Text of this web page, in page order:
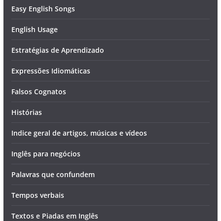
Easy English Songs
English Usage
Estratégias de Aprendizado
Expressões Idiomáticas
Falsos Cognatos
Histórias
Indice geral de artigos, músicas e vídeos
Inglês para negócios
Palavras que confundem
Tempos verbais
Textos e Piadas em Inglês